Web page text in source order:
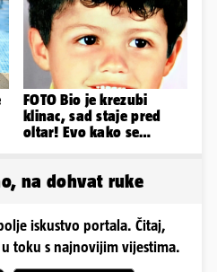
FOTO Bio je krezubi
klinac, sad staje pred
oltar! Evo kako se
na dohvat ruke
iskustvo portala. Čitaj,
toku s najnovijim vijestima.